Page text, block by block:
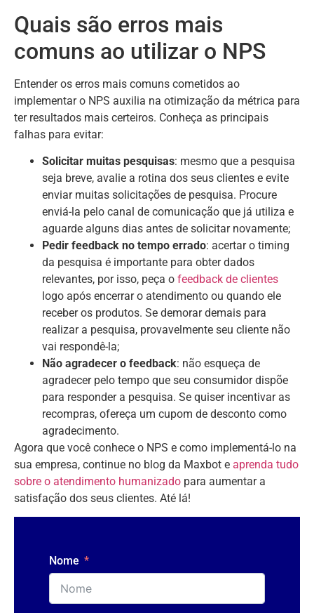
Quais são erros mais
comuns ao utilizar o NPS
Entender os erros mais comuns cometidos ao
implementar o NPS auxilia na otimização da métrica para
ter resultados mais certeiros. Conheça as principais
falhas para evitar:
Solicitar muitas pesquisas: mesmo que a pesquisa
seja breve, avalie a rotina dos seus clientes e evite
enviar muitas solicitações de pesquisa. Procure
enviá-la pelo canal de comunicação que já utiliza e
aguarde alguns dias antes de solicitar novamente;
Pedir feedback no tempo errado: acertar o timing
da pesquisa é importante para obter dados
relevantes, por isso, peça o feedback de clientes
logo após encerrar o atendimento ou quando ele
receber os produtos. Se demorar demais para
realizar a pesquisa, provavelmente seu cliente não
vai respondê-la;
Não agradecer o feedback: não esqueça de
agradecer pelo tempo que seu consumidor dispõe
para responder a pesquisa. Se quiser incentivar as
recompras, ofereça um cupom de desconto como
agradecimento.
Agora que você conhece o NPS e como implementá-lo na
sua empresa, continue no blog da Maxbot e aprenda tudo
sobre o atendimento humanizado para aumentar a
satisfação dos seus clientes. Até lá!
Nome